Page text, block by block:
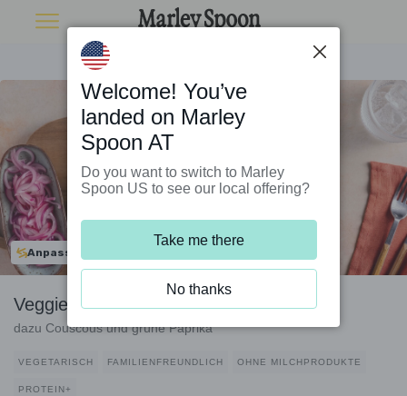
Anpassbar
Veggieschnitzel mit schwarzen Bohnen
dazu Couscous und grüne Paprika
VEGETARISCH FAMILIENFREUNDLICH OHNE MILCHPRODUKTE
PROTEIN+
Welcome! You’ve
landed on Marley
Spoon AT
Do you want to switch to Marley
Spoon US to see our local offering?
Take me there
No thanks